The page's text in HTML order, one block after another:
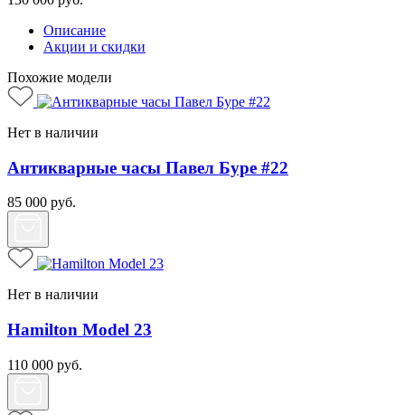
Описание
Акции и скидки
Похожие модели
Нет в наличии
Антикварные часы Павел Буре #22
85 000 руб.
Нет в наличии
Hamilton Model 23
110 000 руб.